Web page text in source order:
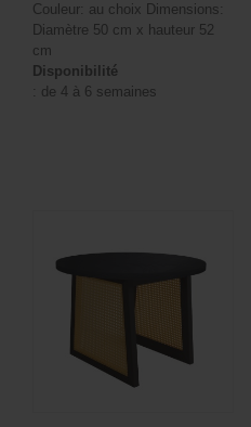
Couleur: au choix Dimensions:
Diamètre 50 cm x hauteur 52
cm
Disponibilité
: de 4 à 6 semaines